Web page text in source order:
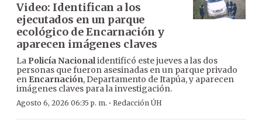
Video: Identifican a los
ejecutados en un parque
ecológico de Encarnación y
aparecen imágenes claves
La Policía Nacionalidentificó este jueves a las dos
personas que fueron asesinadas en un parque privado
en Encarnación, Departamento de Itapúa, y aparecen
imágenes claves para la investigación.
Agosto 6, 2026 06:35 p. m. · Redacción ÚH